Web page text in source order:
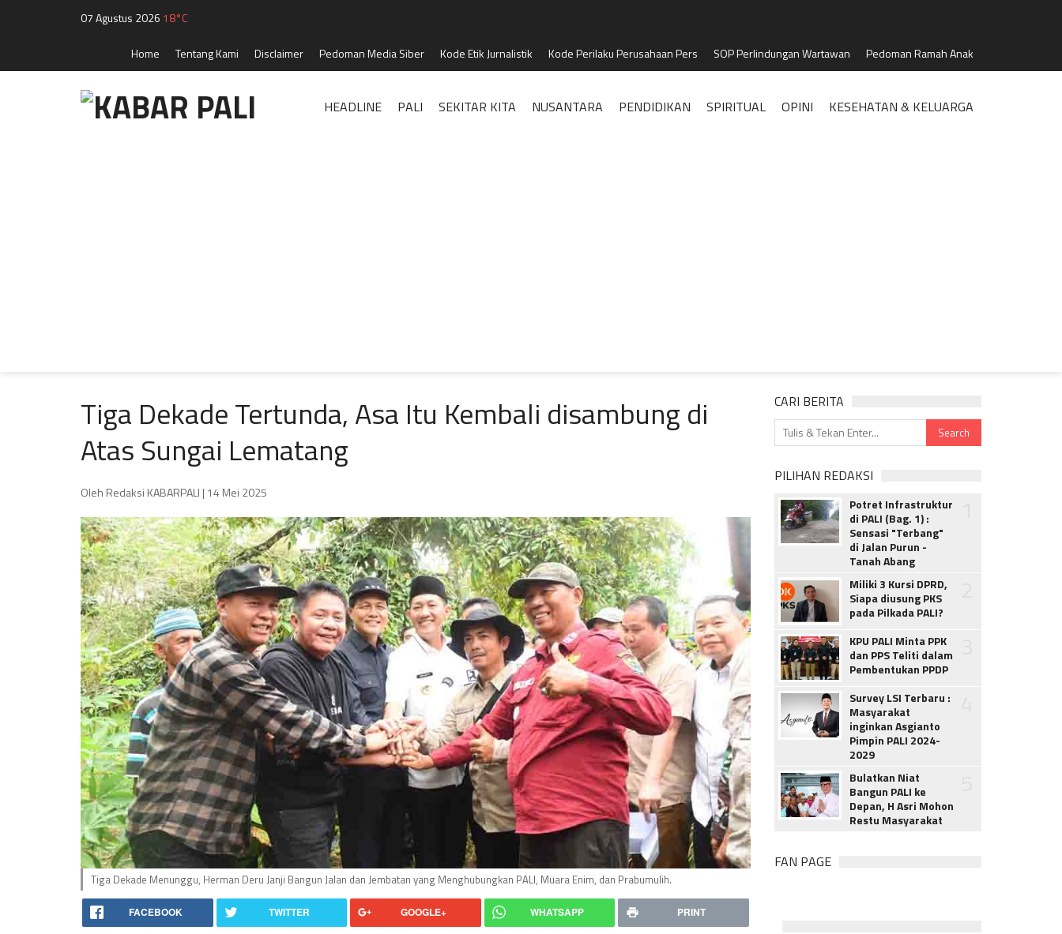
07 Agustus 2026 18°C
Home Tentang Kami Disclaimer Pedoman Media Siber Kode Etik Jurnalistik Kode Perilaku Perusahaan Pers SOP Perlindungan Wartawan Pedoman Ramah Anak
HEADLINE PALI SEKITAR KITA NUSANTARA PENDIDIKAN SPIRITUAL OPINI KESEHATAN & KELUARGA
Tiga Dekade Tertunda, Asa Itu Kembali disambung di
Atas Sungai Lematang
Oleh Redaksi KABARPALI | 14 Mei 2025
Tiga Dekade Menunggu, Herman Deru Janji Bangun Jalan dan Jembatan yang Menghubungkan PALI, Muara Enim, dan Prabumulih.
FACEBOOK TWITTER GOOGLE+ WHATSAPP PRINT
CARI BERITA
PILIHAN REDAKSI
Potret Infrastruktur
di PALI (Bag. 1) :
Sensasi "Terbang"
di Jalan Purun -
Tanah Abang
Miliki 3 Kursi DPRD,
Siapa diusung PKS
pada Pilkada PALI?
KPU PALI Minta PPK
dan PPS Teliti dalam
Pembentukan PPDP
Survey LSI Terbaru :
Masyarakat
inginkan Asgianto
Pimpin PALI 2024-
2029
Bulatkan Niat
Bangun PALI ke
Depan, H Asri Mohon
Restu Masyarakat
FAN PAGE